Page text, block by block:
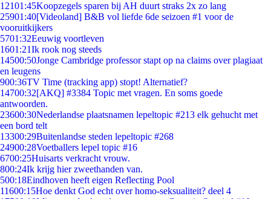
12101:45Koopzegels sparen bij AH duurt straks 2x zo lang
25901:40[Videoland] B&B vol liefde 6de seizoen #1 voor de
vooruitkijkers
5701:32Eeuwig voortleven
1601:21Ik rook nog steeds
14500:50Jonge Cambridge professor stapt op na claims over plagiaat
en leugens
900:36TV Time (tracking app) stopt! Alternatief?
14700:32[AKQ] #3384 Topic met vragen. En soms goede
antwoorden.
23600:30Nederlandse plaatsnamen lepeltopic #213 elk gehucht met
een bord telt
13300:29Buitenlandse steden lepeltopic #268
24900:28Voetballers lepel topic #16
6700:25Huisarts verkracht vrouw.
800:24Ik krijg hier zweethanden van.
500:18Eindhoven heeft eigen Reflecting Pool
11600:15Hoe denkt God echt over homo-seksualiteit? deel 4